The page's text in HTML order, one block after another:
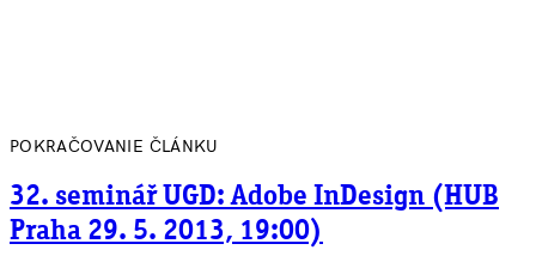
POKRAČOVANIE ČLÁNKU
32. seminář UGD: Adobe InDesign (HUB
Praha 29. 5. 2013, 19:00)